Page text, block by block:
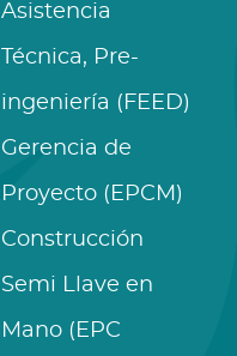
Asistencia
Técnica, Pre-
ingeniería (FEED)
Gerencia de
Proyecto (EPCM)
Construcción
Semi Llave en
Mano (EPC